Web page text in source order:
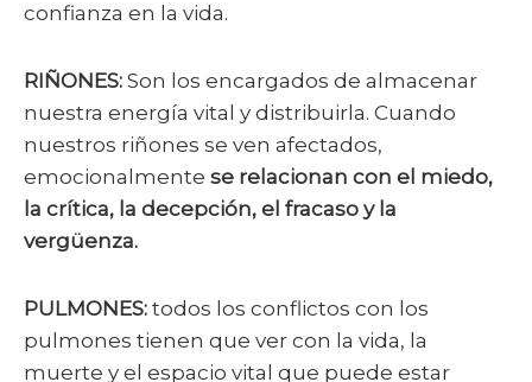
confianza en la vida.
RIÑONES: Son los encargados de almacenar
nuestra energía vital y distribuirla. Cuando
nuestros riñones se ven afectados,
emocionalmente se relacionan con el miedo,
la crítica, la decepción, el fracaso y la
vergüenza.
PULMONES: todos los conflictos con los
pulmones tienen que ver con la vida, la
muerte y el espacio vital que puede estar